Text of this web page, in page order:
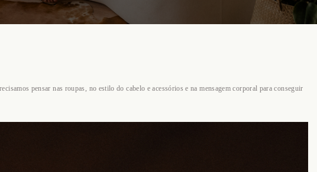
pensar nas roupas, no estilo do cabelo e acessórios e na mensagem corporal para conseguir